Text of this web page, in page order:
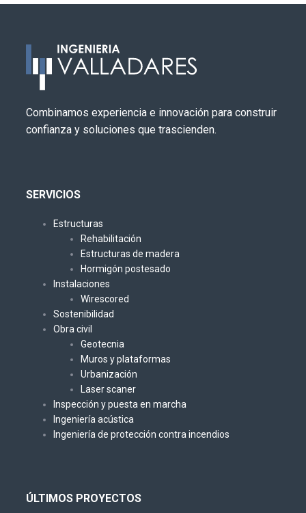
Combinamos experiencia e innovación para construir
confianza y soluciones que trascienden.
SERVICIOS
Estructuras
Rehabilitación
Estructuras de madera
Hormigón postesado
Instalaciones
Wirescored
Sostenibilidad
Obra civil
Geotecnia
Muros y plataformas
Urbanización
Laser scaner
Inspección y puesta en marcha
Ingeniería acústica
Ingeniería de protección contra incendios
ÚLTIMOS PROYECTOS